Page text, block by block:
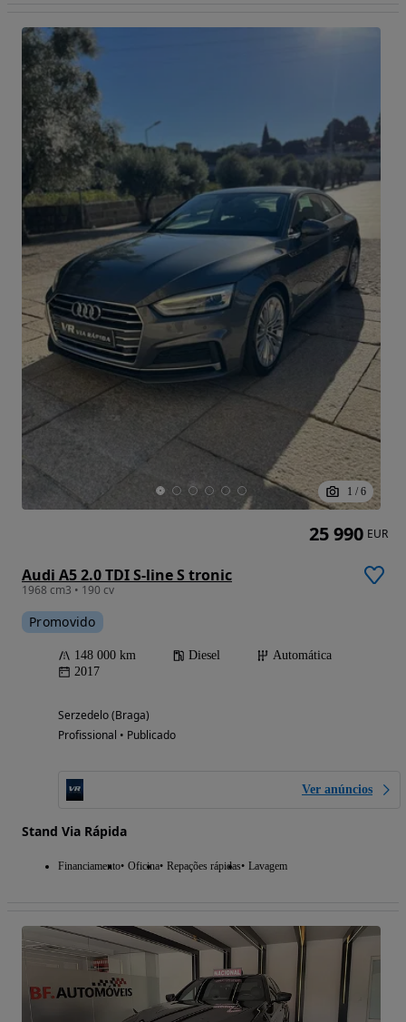
1 / 6
Audi A5 2.0 TDI S-line S tronic
1968 cm3 • 190 cv
Promovido
148 000 km Diesel
Automática
2017
Serzedelo (Braga)
Profissional • Publicado
Ver anúncios
Stand Via Rápida
Financiamento Oficina Repações rápidas Lavagem
25 990 EUR